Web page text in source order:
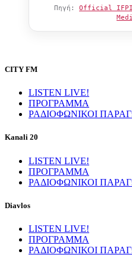
Πηγή: Official IFPI
CITY FM
LISTEN LIVE!
ΠΡΟΓΡΑΜΜΑ
ΡΑΔΙΟΦΩΝΙΚΟΙ
Kanali 20
LISTEN LIVE!
ΠΡΟΓΡΑΜΜΑ
ΡΑΔΙΟΦΩΝΙΚΟΙ
Diavlos
LISTEN LIVE!
ΠΡΟΓΡΑΜΜΑ
ΡΑΔΙΟΦΩΝΙΚΟΙ